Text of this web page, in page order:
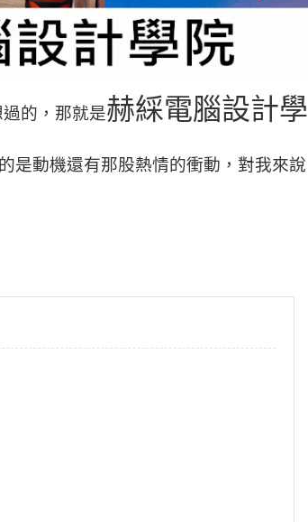
的，那就是赫綵電腦設計學
是動機還有那股熱情的衝動，對我來說